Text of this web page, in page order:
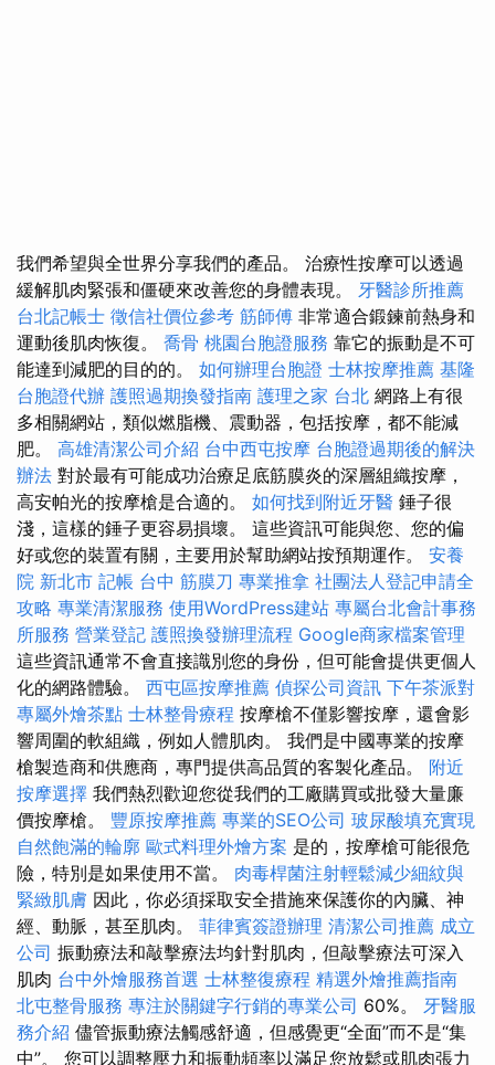
我們希望與全世界分享我們的產品。 治療性按摩可以透過
緩解肌肉緊張和僵硬來改善您的身體表現。 牙醫診所推薦
台北記帳士 徵信社價位參考 筋師傅 非常適合鍛鍊前熱身和
運動後肌肉恢復。 喬骨 桃園台胞證服務 靠它的振動是不可
能達到減肥的目的的。 如何辦理台胞證 士林按摩推薦 基隆
台胞證代辦 護照過期換發指南 護理之家 台北 網路上有很
多相關網站，類似燃脂機、震動器，包括按摩，都不能減
肥。 高雄清潔公司介紹 台中西屯按摩 台胞證過期後的解決
辦法 對於最有可能成功治療足底筋膜炎的深層組織按摩，
高安帕光的按摩槍是合適的。 如何找到附近牙醫 錘子很
淺，這樣的錘子更容易損壞。 這些資訊可能與您、您的偏
好或您的裝置有關，主要用於幫助網站按預期運作。 安養
院 新北市 記帳 台中 筋膜刀 專業推拿 社團法人登記申請全
攻略 專業清潔服務 使用WordPress建站 專屬台北會計事務
所服務 營業登記 護照換發辦理流程 Google商家檔案管理
這些資訊通常不會直接識別您的身份，但可能會提供更個人
化的網路體驗。 西屯區按摩推薦 偵探公司資訊 下午茶派對
專屬外燴茶點 士林整骨療程 按摩槍不僅影響按摩，還會影
響周圍的軟組織，例如人體肌肉。 我們是中國專業的按摩
槍製造商和供應商，專門提供高品質的客製化產品。 附近
按摩選擇 我們熱烈歡迎您從我們的工廠購買或批發大量廉
價按摩槍。 豐原按摩推薦 專業的SEO公司 玻尿酸填充實現
自然飽滿的輪廓 歐式料理外燴方案 是的，按摩槍可能很危
險，特別是如果使用不當。 肉毒桿菌注射輕鬆減少細紋與
緊緻肌膚 因此，你必須採取安全措施來保護你的內臟、神
經、動脈，甚至肌肉。 菲律賓簽證辦理 清潔公司推薦 成立
公司 振動療法和敲擊療法均針對肌肉，但敲擊療法可深入
肌肉 台中外燴服務首選 士林整復療程 精選外燴推薦指南
北屯整骨服務 專注於關鍵字行銷的專業公司 60%。 牙醫服
務介紹 儘管振動療法觸感舒適，但感覺更“全面”而不是“集
中”。 您可以調整壓力和振動頻率以滿足您放鬆或肌肉張力